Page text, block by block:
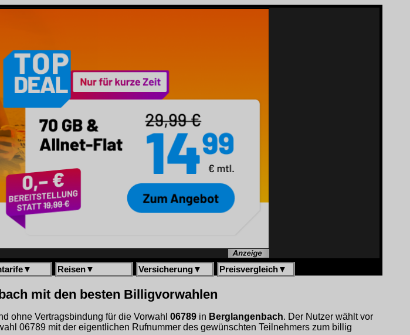
▼ Reisen▼ Versicherung▼ Preisvergleich▼
mit den besten Billigvorwahlen
ohne Vertragsbindung für die Vorwahl 06789 in Berglangenbach. Der Nutzer wählt vor
06789 mit der eigentlichen Rufnummer des gewünschten Teilnehmers zum billig